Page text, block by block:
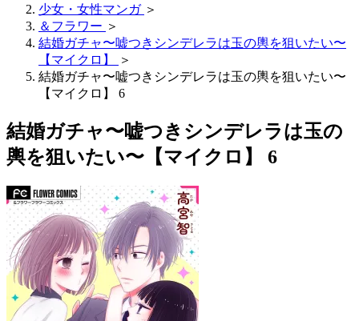
少女・女性マンガ ＞
＆フラワー ＞
結婚ガチャ〜嘘つきシンデレラは玉の輿を狙いたい〜
【マイクロ】
＞
結婚ガチャ〜嘘つきシンデレラは玉の輿を狙いたい〜
【マイクロ】 6
結婚ガチャ〜嘘つきシンデレラは玉の
輿を狙いたい〜【マイクロ】 6